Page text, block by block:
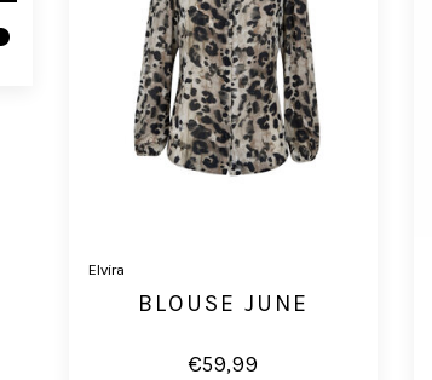
Elvira
BLOUSE JUNE
€59,99